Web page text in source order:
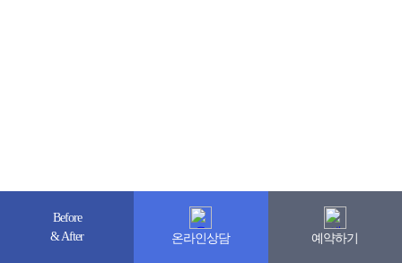
Before
& After
온라인상담 예약하기